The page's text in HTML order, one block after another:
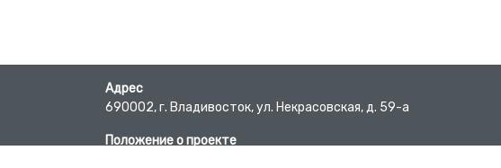
Адрес
690002, г. Владивосток, ул. Некрасовская, д. 59-а
Положение о проекте